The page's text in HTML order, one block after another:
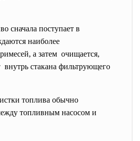
сначала поступает в
наиболее
а затем очищается,
внутрь стакана фильтрующего
топлива обычно
топливным насосом и